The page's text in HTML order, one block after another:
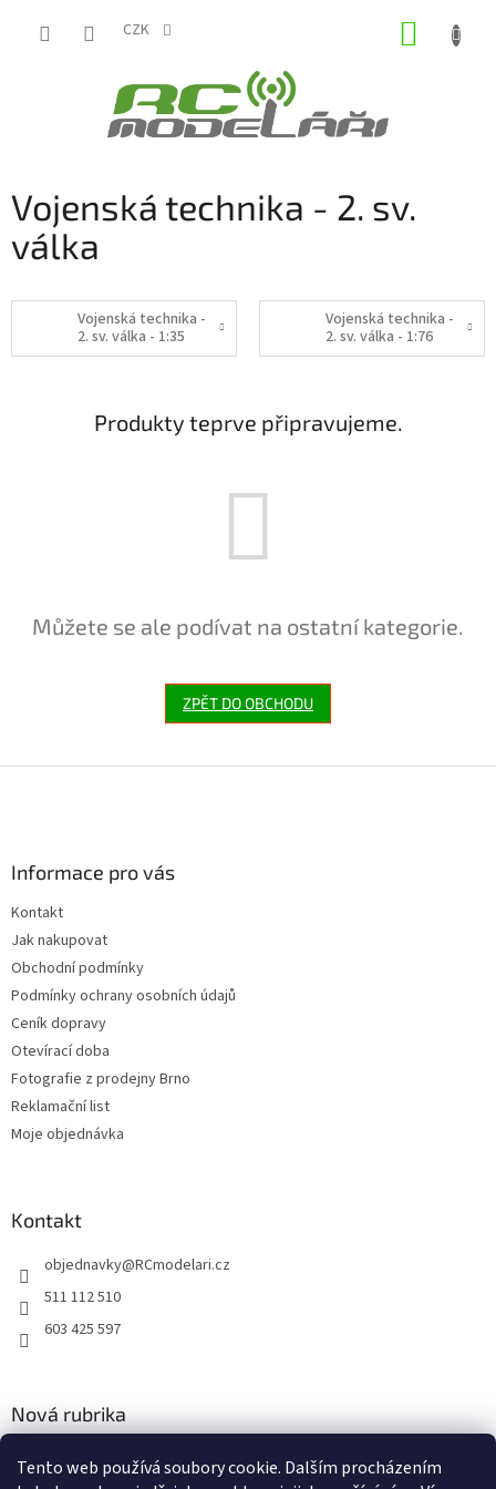
Tento web používá soubory cookie. Dalším procházením
CZK
Vojenská technika - 2. sv.
válka
Vojenská technika -
2. sv. válka - 1:35
Vojenská technika -
2. sv. válka - 1:76
Produkty teprve připravujeme.
Můžete se ale podívat na ostatní kategorie.
ZPĚT DO OBCHODU
Informace pro vás
Kontakt
Jak nakupovat
Obchodní podmínky
Podmínky ochrany osobních údajů
Ceník dopravy
Otevírací doba
Fotografie z prodejny Brno
Reklamační list
Moje objednávka
Kontakt
objednavky@RCmodelari.cz
511 112 510
603 425 597
Nová rubrika